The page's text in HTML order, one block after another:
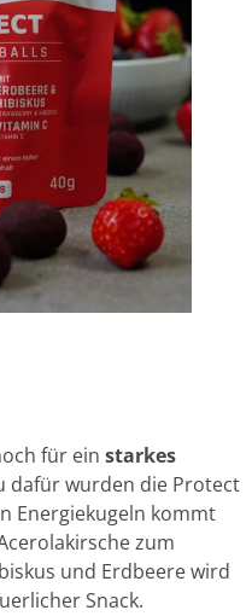
für ein starkes
dafür wurden die Protect
Energiekugeln kommt
zum
und Erdbeere wird
Snack.